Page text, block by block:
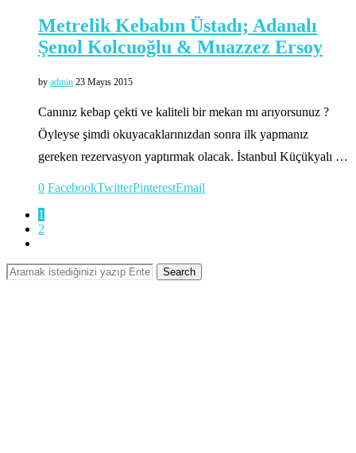
Metrelik Kebabın Üstadı; Adanalı
Şenol Kolcuoğlu & Muazzez Ersoy
by admin 23 Mayıs 2015
Canınız kebap çekti ve kaliteli bir mekan mı arıyorsunuz ?
Öyleyse şimdi okuyacaklarınızdan sonra ilk yapmanız
gereken rezervasyon yaptırmak olacak. İstanbul Küçükyalı …
0 FacebookTwitterPinterestEmail
1
2